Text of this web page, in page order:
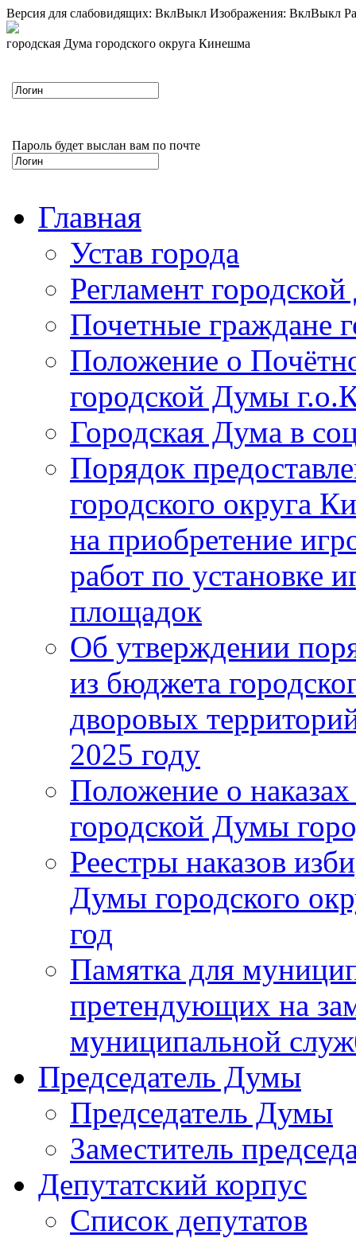
Версия для слабовидящих: ВклВыкл Изображения: ВклВыкл
городская Дума городского округа Кинешма
Пароль будет выслан вам по почте
Главная
Устав города
Регламент
Почетные граждане
Положение о
городской Думы
Городская Дума в
Порядок
городского округа
на приобретение
работ по установке
площадок
Об утверждении
из бюджета
дворовых
2025 году
Положение о
городской Думы
Реестры наказов
Думы городского
год
Памятка для
претендующих на
муниципальной
Председатель Думы
Председатель Думы
Заместитель
Депутатский корпус
Список депутатов